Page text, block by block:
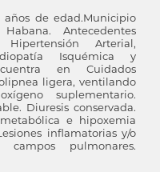
años de edad.Municipio
Antecedentes
Hipertensión Arterial,
Isquémica y
en Cuidados
ligera, ventilando
suplementario.
Diuresis conservada.
e hipoxemia
inflamatorias y/o
pulmonares.